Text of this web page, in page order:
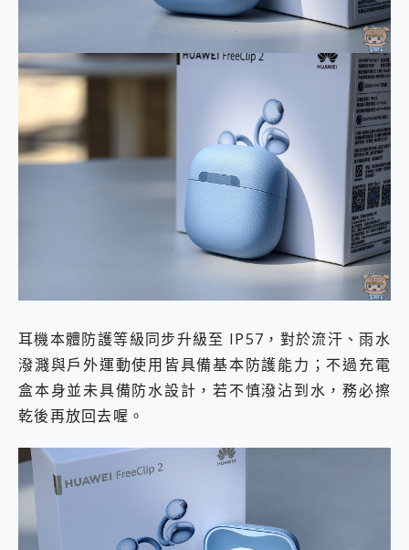
耳機本體防護等級同步升級至 IP57，對於流汗、雨水
潑濺與戶外運動使用皆具備基本防護能力；不過充電
盒本身並未具備防水設計，若不慎潑沾到水，務必擦
乾後再放回去喔。